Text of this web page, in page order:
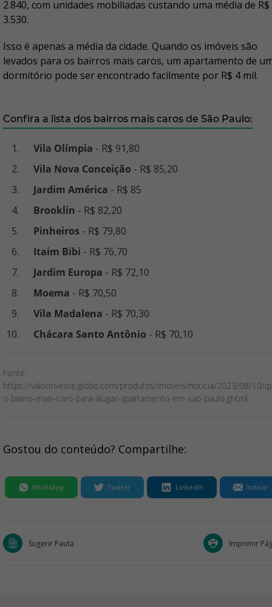
2.840, com unidades mobiliadas custando uma média de R$
3.530.
Isso é apenas a média da cidade. Quando os imóveis são
levados para os bairros mais caros, um apartamento de
dormitório pode ser encontrado facilmente por R$ 4 mil.
Confira a lista dos bairros mais caros de São Paulo:
Vila Olímpia - R$ 91,80
Vila Nova Conceição - R$ 85,20
Jardim América - R$ 85
Brooklin - R$ 82,20
Pinheiros - R$ 79,80
Itaim Bibi - R$ 76,70
Jardim Europa - R$ 72,10
Moema - R$ 70,50
Vila Madalena - R$ 70,30
Chácara Santo Antônio - R$ 70,10
Fonte:
https://valorinveste.globo.com/produtos/imoveis/noticia/2023/08/10/
o-bairro-mais-caro-para-alugar-apartamento-em-sao-paulo.ghtml
Gostou do conteúdo? Compartilhe:
WhatsApp Twitter LinkedIn Indicar
Sugerir Pauta Imprimir